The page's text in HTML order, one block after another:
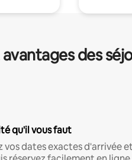
des
qu'il vous faut
vos dates exactes d'arrivée